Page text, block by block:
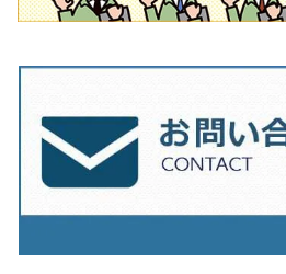
230mm（9インチ）
205mm（8インチ）